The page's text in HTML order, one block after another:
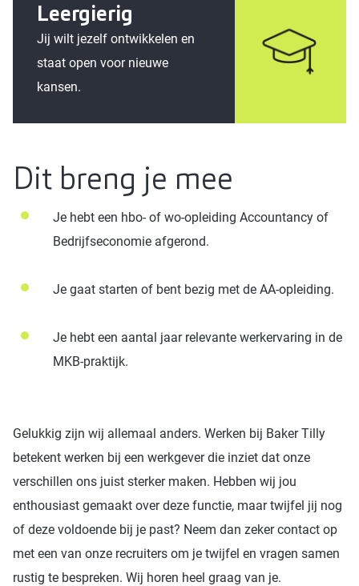
Leergierig
Jij wilt jezelf ontwikkelen en
staat open voor nieuwe
kansen.
Dit breng je mee
Je hebt een hbo- of wo-opleiding Accountancy of
Bedrijfseconomie afgerond.
Je gaat starten of bent bezig met de AA-opleiding.
Je hebt een aantal jaar relevante werkervaring in de
MKB-praktijk.
Gelukkig zijn wij allemaal anders. Werken bij Baker Tilly
betekent werken bij een werkgever die inziet dat onze
verschillen ons juist sterker maken. Hebben wij jou
enthousiast gemaakt over deze functie, maar twijfel jij nog
of deze voldoende bij je past? Neem dan zeker contact op
met een van onze recruiters om je twijfel en vragen samen
rustig te bespreken. Wij horen heel graag van je.